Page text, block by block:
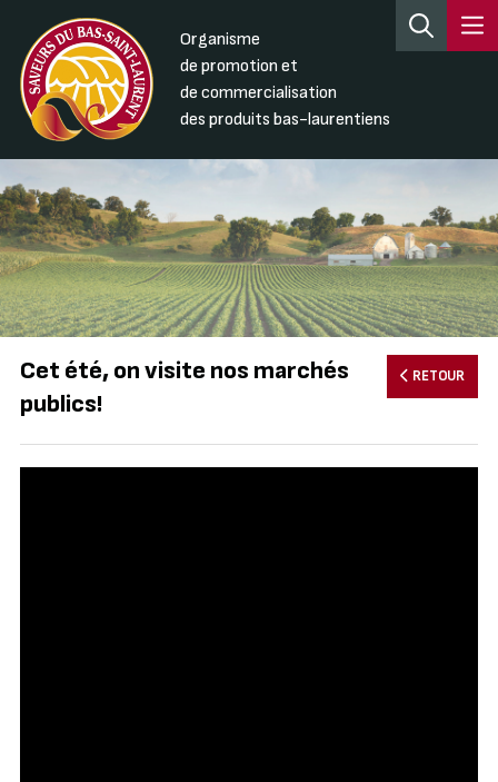
Organisme
de promotion et
de commercialisation
des produits bas-laurentiens
RETOUR
Cet été, on visite nos marchés
publics!